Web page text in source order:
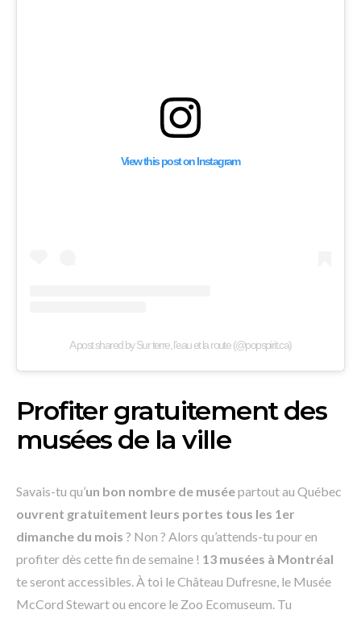
View this post on Instagram
A post shared by Sur terre, l’eau et la route (@popspirit.ca)
Profiter gratuitement des
musées de la ville
Savais-tu qu’un bon nombre de muséepartout au Québec
ouvrent gratuitement leurs portes tous les 1er
dimanche du mois ? Non ? Alors qu’attends-tu pour en
profiter dès cette fin de semaine ! 13 musées à Montréal
te seront accessibles. À toi le Château Dufresne, le Musée
McCord Stewart ou encore le Zoo Ecomuseum. Tu